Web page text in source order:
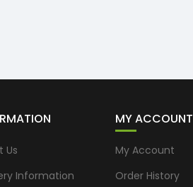
Us
Information
MY ACCOUNT
My Account
Order History